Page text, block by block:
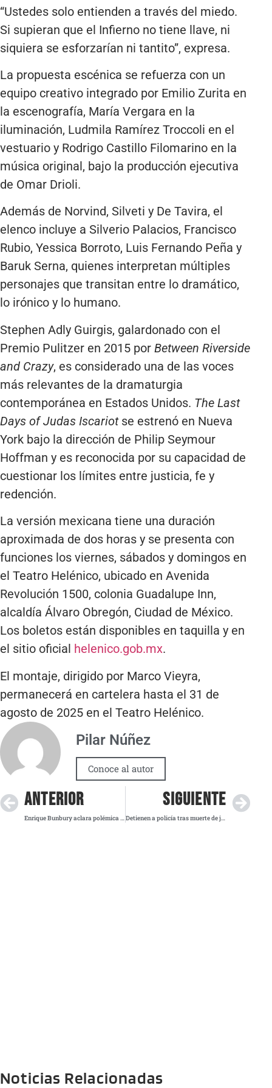
“Ustedes solo entienden a través del miedo.
Si supieran que el Infierno no tiene llave, ni
siquiera se esforzarían ni tantito”, expresa.
La propuesta escénica se refuerza con un
equipo creativo integrado por Emilio Zurita en
la escenografía, María Vergara en la
iluminación, Ludmila Ramírez Troccoli en el
vestuario y Rodrigo Castillo Filomarino en la
música original, bajo la producción ejecutiva
de Omar Drioli.
Además de Norvind, Silveti y De Tavira, el
elenco incluye a Silverio Palacios, Francisco
Rubio, Yessica Borroto, Luis Fernando Peña y
Baruk Serna, quienes interpretan múltiples
personajes que transitan entre lo dramático,
lo irónico y lo humano.
Stephen Adly Guirgis, galardonado con el
Premio Pulitzer en 2015 por Between Riverside
and Crazy, es considerado una de las voces
más relevantes de la dramaturgia
contemporánea en Estados Unidos. The Last
Days of Judas Iscariotse estrenó en Nueva
York bajo la dirección de Philip Seymour
Hoffman y es reconocida por su capacidad de
cuestionar los límites entre justicia, fe y
redención.
La versión mexicana tiene una duración
aproximada de dos horas y se presenta con
funciones los viernes, sábados y domingos en
el Teatro Helénico, ubicado en Avenida
Revolución 1500, colonia Guadalupe Inn,
alcaldía Álvaro Obregón, Ciudad de México.
Los boletos están disponibles en taquilla y en
el sitio oficial helenico.gob.mx.
El montaje, dirigido por Marco Vieyra,
permanecerá en cartelera hasta el 31 de
agosto de 2025 en el Teatro Helénico.
Pilar Núñez
Conoce al autor
ANTERIOR
Enrique Bunbury aclara polémica con Amaral tras rumores en redes
SIGUIENTE
Detienen a policía tras muerte de joven durante revisión en Jardín Balbuena
Noticias Relacionadas